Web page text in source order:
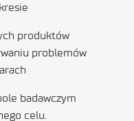
produktów
problemów
badawczym
celu.